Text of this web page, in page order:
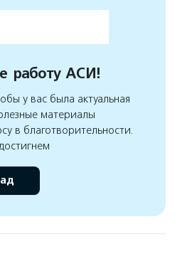
работу АСИ!
у вас была актуальная
материалы
в благотворительности.